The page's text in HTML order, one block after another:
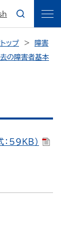
ップ
障害
の障害者基本
：59KB）